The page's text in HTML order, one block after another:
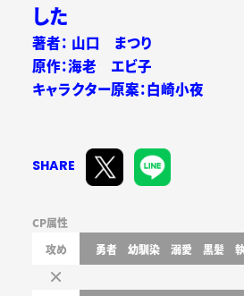
した
著者： 山口 まつり
原作：海老 エビ子
キャラクター原案：白崎小夜
SHARE
CP属性
攻め
勇者 幼馴染 溺愛 黒髪